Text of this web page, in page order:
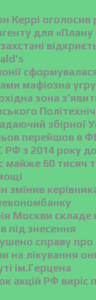
Керрі оголосив
для «Плану
мафіозна
зона
збірної
перейшов в
з 2014 року
майже 60 тисяч
змінив
Москви складе
під знесення
справу про
на лікування
ім.Герцена
акцій РФ виріс